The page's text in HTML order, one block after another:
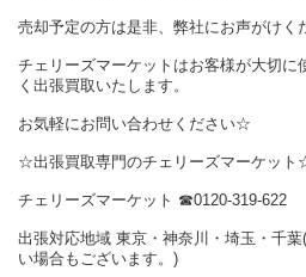
売却予定の方は是非、弊社にお声がけく
チェリーズマーケットはお客様が大切に
く出張買取いたします。
お気軽にお問い合わせください☆
☆出張買取専門のチェリーズマーケット
チェリーズマーケット ☎︎0120-319-622
出張対応地域 東京・神奈川・埼玉・千
い場合もございます。)